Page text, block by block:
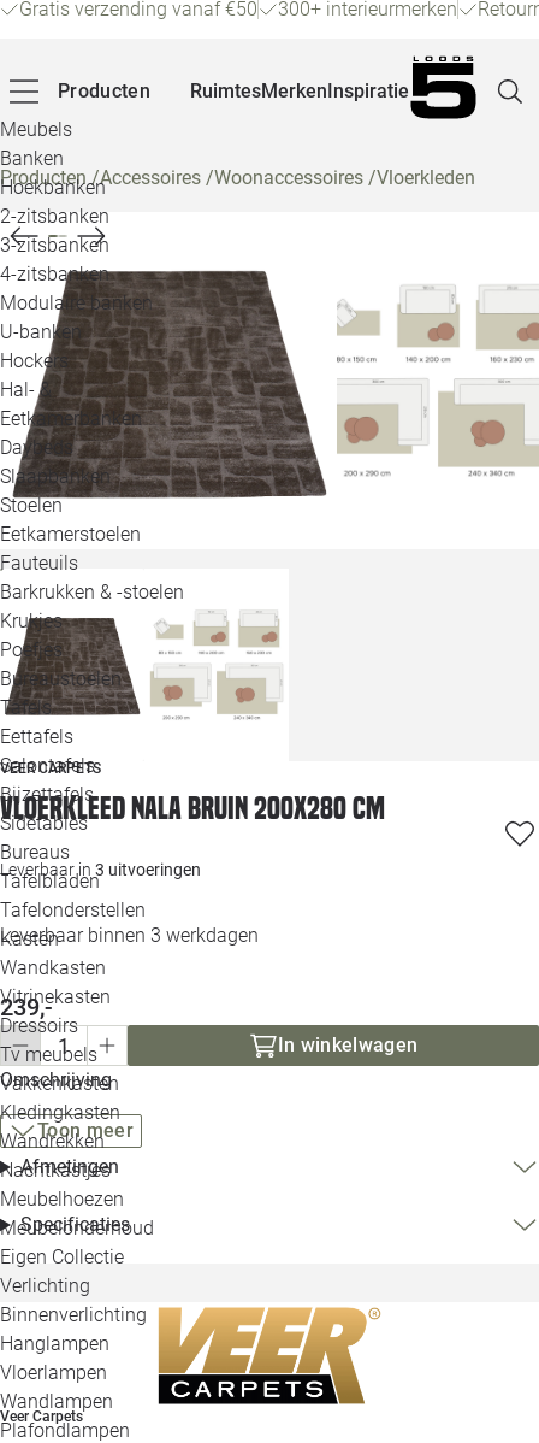
Gratis verzending vanaf €50 300+ interieurmerken
Producten
Meubels
Banken
Hoekbanken
2-zitsbanken
3-zitsbanken
4-zitsbanken
Modulaire banken
U-banken
Hockers
Hal- &
Eetkamerbanken
Daybeds
Slaapbanken
Stoelen
Eetkamerstoelen
Fauteuils
Barkrukken & -stoelen
Krukjes
Poefjes
Bureaustoelen
Tafels
Eettafels
Salontafels
Bijzettafels
Sidetables
Bureaus
Tafelbladen
Tafelonderstellen
Kasten
Wandkasten
Vitrinekasten
Dressoirs
Tv meubels
Vakkenkasten
Kledingkasten
Wandrekken
Nachtkastjes
Meubelhoezen
Meubelonderhoud
Eigen Collectie
Verlichting
Binnenverlichting
Hanglampen
Vloerlampen
Wandlampen
Plafondlampen
RuimtesMerkenInspiratie
Producten/Accessoires /Woonaccessoires /Vloerkleden
VEER CARPETS
Vloerkleed Nala bruin 200x280 cm
Leverbaar in 3 uitvoeringen
Leverbaar binnen 3 werkdagen
239,-
In winkelwagen
Omschrijving
Toon meer
Afmetingen
Specificaties
Veer Carpets